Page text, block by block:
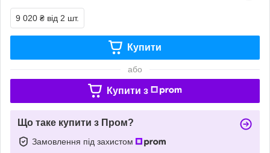
9 020 ₴ від 2 шт.
Купити
або
Купити з
Що таке купити з Пром?
Замовлення під захистом